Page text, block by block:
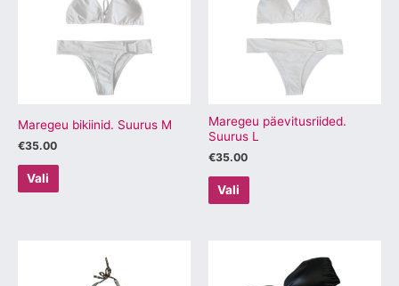
Maregeu bikiinid. Suurus M
€35.00
Vali
mitu
Valikuid
tootelehel.
Maregeu päevitusriided.
Suurus L
€35.00
Vali
mitu
Valikuid
tootelehel.